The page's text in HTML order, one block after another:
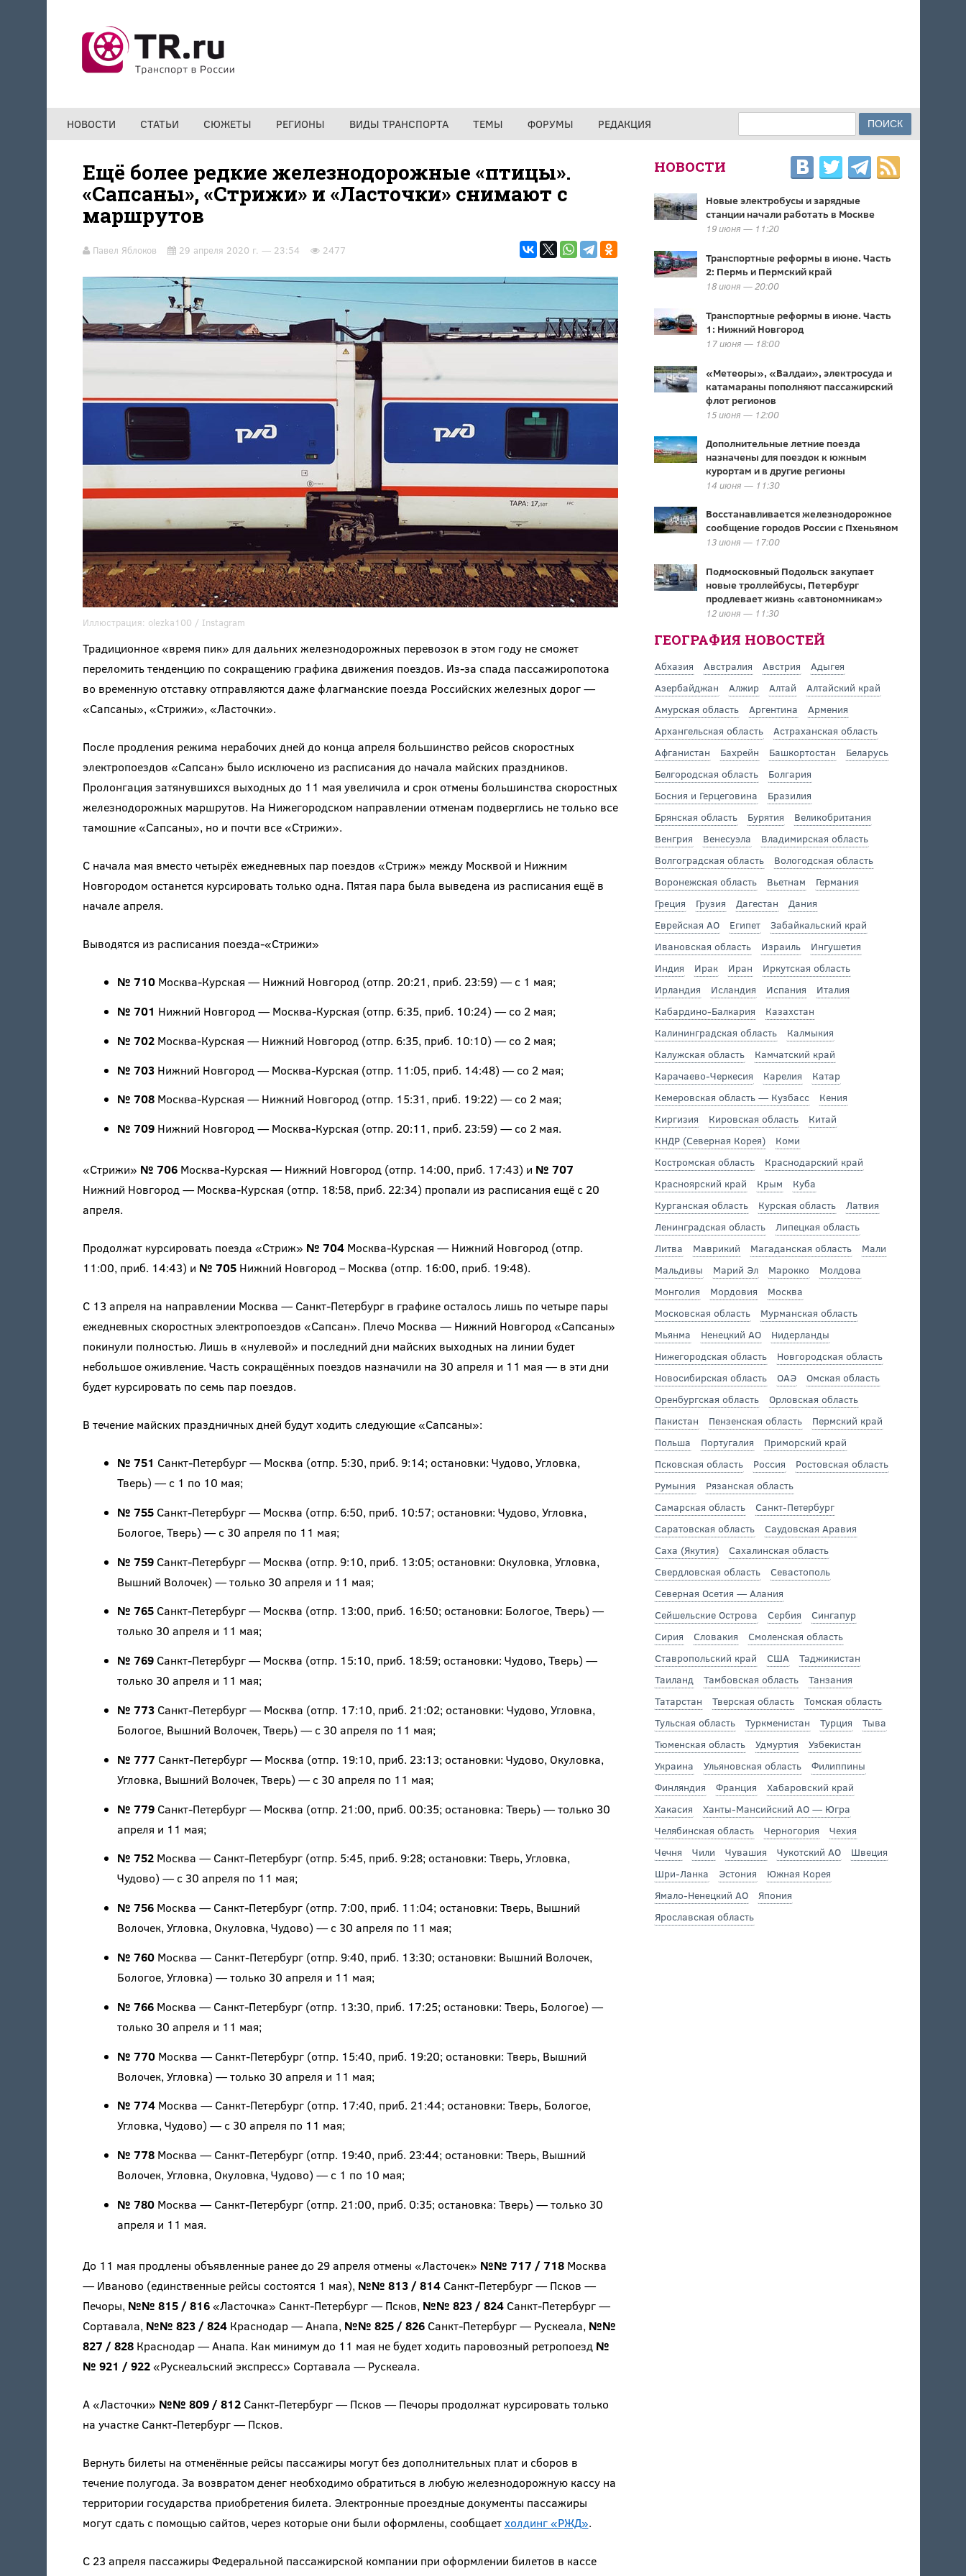
НОВОСТИ СТАТЬИ СЮЖЕТЫ РЕГИОНЫ ВИДЫ ТРАНСПОРТА ТЕМЫ ФОРУМЫ РЕДАКЦИЯ ФОРМА ПОИСКА
Ещё более редкие железнодорожные «птицы».
«Сапсаны», «Стрижи» и «Ласточки» снимают с
маршрутов
Павел Яблоков 29 апреля 2020 г. — 23:54 2477
Иллюстрация: olezka100 / Instagram
Традиционное «время пик» для дальних железнодорожных перевозок в этом году не сможет
переломить тенденцию по сокращению графика движения поездов. Из-за спада пассажиропотока
во временную отставку отправляются даже флагманские поезда Российских железных дорог —
«Сапсаны», «Стрижи», «Ласточки».
После продления режима нерабочих дней до конца апреля большинство рейсов скоростных
электропоездов «Сапсан» было исключено из расписания до начала майских праздников.
Пролонгация затянувшихся выходных до 11 мая увеличила и срок отмены большинства скоростных
железнодорожных маршрутов. На Нижегородском направлении отменам подверглись не только все
тамошние «Сапсаны», но и почти все «Стрижи».
С начала мая вместо четырёх ежедневных пар поездов «Стриж» между Москвой и Нижним
Новгородом останется курсировать только одна. Пятая пара была выведена из расписания ещё в
начале апреля.
Выводятся из расписания поезда-«Стрижи»
№ 710Москва-Курская — Нижний Новгород (отпр. 20:21, приб. 23:59) — с 1 мая;
№ 701 Нижний Новгород — Москва-Курская (отпр. 6:35, приб. 10:24) — со 2 мая;
№ 702Москва-Курская — Нижний Новгород (отпр. 6:35, приб. 10:10) — со 2 мая;
№ 703Нижний Новгород — Москва-Курская (отпр. 11:05, приб. 14:48) — со 2 мая;
№ 708Москва-Курская — Нижний Новгород (отпр. 15:31, приб. 19:22) — со 2 мая;
№ 709Нижний Новгород — Москва-Курская (отпр. 20:11, приб. 23:59) — со 2 мая.
«Стрижи» № 706Москва-Курская — Нижний Новгород (отпр. 14:00, приб. 17:43) и № 707
Нижний Новгород — Москва-Курская (отпр. 18:58, приб. 22:34) пропали из расписания ещё с 20
апреля.
Продолжат курсировать поезда «Стриж» № 704Москва-Курская — Нижний Новгород (отпр.
11:00, приб. 14:43) и № 705Нижний Новгород – Москва (отпр. 16:00, приб. 19:48).
С 13 апреля на направлении Москва — Санкт-Петербург в графике осталось лишь по четыре пары
ежедневных скоростных электропоездов «Сапсан». Плечо Москва — Нижний Новгород «Сапсаны»
покинули полностью. Лишь в «нулевой» и последний дни майских выходных на линии будет
небольшое оживление. Часть сокращённых поездов назначили на 30 апреля и 11 мая — в эти дни
будет курсировать по семь пар поездов.
В течение майских праздничных дней будут ходить следующие «Сапсаны»:
№ 751 Санкт-Петербург — Москва (отпр. 5:30, приб. 9:14; остановки: Чудово, Угловка,
Тверь) — с 1 по 10 мая;
№ 755Санкт-Петербург — Москва (отпр. 6:50, приб. 10:57; остановки: Чудово, Угловка,
Бологое, Тверь) — с 30 апреля по 11 мая;
№ 759Санкт-Петербург — Москва (отпр. 9:10, приб. 13:05; остановки: Окуловка, Угловка,
Вышний Волочек) — только 30 апреля и 11 мая;
№ 765Санкт-Петербург — Москва (отпр. 13:00, приб. 16:50; остановки: Бологое, Тверь) —
только 30 апреля и 11 мая;
№ 769Санкт-Петербург — Москва (отпр. 15:10, приб. 18:59; остановки: Чудово, Тверь) —
только 30 апреля и 11 мая;
№ 773Санкт-Петербург — Москва (отпр. 17:10, приб. 21:02; остановки: Чудово, Угловка,
Бологое, Вышний Волочек, Тверь) — с 30 апреля по 11 мая;
№ 777 Санкт-Петербург — Москва (отпр. 19:10, приб. 23:13; остановки: Чудово, Окуловка,
Угловка, Вышний Волочек, Тверь) — с 30 апреля по 11 мая;
№ 779Санкт-Петербург — Москва (отпр. 21:00, приб. 00:35; остановка: Тверь) — только 30
апреля и 11 мая;
№ 752Москва — Санкт-Петербург (отпр. 5:45, приб. 9:28; остановки: Тверь, Угловка,
Чудово) — с 30 апреля по 11 мая;
№ 756Москва — Санкт-Петербург (отпр. 7:00, приб. 11:04; остановки: Тверь, Вышний
Волочек, Угловка, Окуловка, Чудово) — с 30 апреля по 11 мая;
№ 760Москва — Санкт-Петербург (отпр. 9:40, приб. 13:30; остановки: Вышний Волочек,
Бологое, Угловка) — только 30 апреля и 11 мая;
№ 766Москва — Санкт-Петербург (отпр. 13:30, приб. 17:25; остановки: Тверь, Бологое) —
только 30 апреля и 11 мая;
№ 770Москва — Санкт-Петербург (отпр. 15:40, приб. 19:20; остановки: Тверь, Вышний
Волочек, Угловка) — только 30 апреля и 11 мая;
№ 774Москва — Санкт-Петербург (отпр. 17:40, приб. 21:44; остановки: Тверь, Бологое,
Угловка, Чудово) — с 30 апреля по 11 мая;
№ 778Москва — Санкт-Петербург (отпр. 19:40, приб. 23:44; остановки: Тверь, Вышний
Волочек, Угловка, Окуловка, Чудово) — с 1 по 10 мая;
№ 780Москва — Санкт-Петербург (отпр. 21:00, приб. 0:35; остановка: Тверь) — только 30
апреля и 11 мая.
До 11 мая продлены объявленные ранее до 29 апреля отмены «Ласточек» №№ 717 / 718Москва
— Иваново (единственные рейсы состоятся 1 мая), №№ 813 / 814Санкт-Петербург — Псков —
Печоры, №№ 815 / 816«Ласточка» Санкт-Петербург — Псков, №№ 823 / 824Санкт-Петербург —
Сортавала, №№ 823 / 824Краснодар — Анапа, №№ 825 / 826Санкт-Петербург — Рускеала, №№
827 / 828Краснодар — Анапа. Как минимум до 11 мая не будет ходить паровозный ретропоезд №
№ 921 / 922«Рускеальский экспресс» Сортавала — Рускеала.
А «Ласточки» №№ 809 / 812Санкт-Петербург — Псков — Печоры продолжат курсировать только
на участке Санкт-Петербург — Псков.
Вернуть билеты на отменённые рейсы пассажиры могут без дополнительных плат и сборов в
течение полугода. За возвратом денег необходимо обратиться в любую железнодорожную кассу на
территории государства приобретения билета. Электронные проездные документы пассажиры
могут сдать с помощью сайтов, через которые они были оформлены, сообщаетхолдинг «РЖД».
С 23 апреля пассажиры Федеральной пассажирской компании при оформлении билетов в кассе
НОВОСТИ
Новые электробусы и зарядные
станции начали работать в Москве
19 июня — 11:20
Транспортные реформы в июне. Часть
2: Пермь и Пермский край
18 июня — 20:00
Транспортные реформы в июне. Часть
1: Нижний Новгород
17 июня — 18:00
«Метеоры», «Валдаи», электросуда и
катамараны пополняют пассажирский
флот регионов
15 июня — 12:00
Дополнительные летние поезда
назначены для поездок к южным
курортам и в другие регионы
14 июня — 11:30
Восстанавливается железнодорожное
сообщение городов России с Пхеньяном
13 июня — 17:00
Подмосковный Подольск закупает
новые троллейбусы, Петербург
продлевает жизнь «автономникам»
12 июня — 11:30
ГЕОГРАФИЯ НОВОСТЕЙ
Абхазия Австралия Австрия
Адыгея
Азербайджан
Алжир Алтай
Алтайский край
Амурская область
Аргентина
Армения
Архангельская область
Астраханская область
Афганистан
Бахрейн Башкортостан
Беларусь
Белгородская область
Болгария
Босния и Герцеговина
Бразилия
Брянская область
Бурятия
Великобритания
Венгрия
Венесуэла
Владимирская область
Волгоградская область
Вологодская область
Воронежская область
Вьетнам
Германия
Греция
Грузия Дагестан
Дания
Еврейская АО
Египет
Забайкальский край
Ивановская область
Израиль
Ингушетия
Индия
Ирак Иран
Иркутская область
Ирландия
Исландия Испания
Италия
Кабардино-Балкария
Казахстан
Калининградская область
Калмыкия
Калужская область
Камчатский край
Карачаево-Черкесия
Карелия
Катар
Кемеровская область — Кузбасс
Кения
Киргизия
Кировская область
Китай
КНДР (Северная Корея)
Коми
Костромская область
Краснодарский край
Красноярский край
Крым
Куба
Курганская область
Курская область
Латвия
Ленинградская область
Липецкая область
Литва
Маврикий Магаданская область
Мали
Мальдивы
Марий Эл Марокко
Молдова
Монголия
Мордовия
Москва
Московская область
Мурманская область
Мьянма
Ненецкий АО
Нидерланды
Нижегородская область
Новгородская область
Новосибирская область
ОАЭ
Омская область
Оренбургская область
Орловская область
Пакистан
Пензенская область
Пермский край
Польша
Португалия
Приморский край
Псковская область
Россия
Ростовская область
Румыния
Рязанская область
Самарская область
Санкт-Петербург
Саратовская область
Саудовская Аравия
Саха (Якутия)
Сахалинская область
Свердловская область
Севастополь
Северная Осетия — Алания
Сейшельские Острова
Сербия
Сингапур
Сирия
Словакия
Смоленская область
Ставропольский край
США
Таджикистан
Таиланд
Тамбовская область
Танзания
Татарстан
Тверская область
Томская область
Тульская область
Туркменистан Турция
Тыва
Тюменская область
Удмуртия
Узбекистан
Украина
Ульяновская область
Филиппины
Финляндия
Франция
Хабаровский край
Хакасия
Ханты-Мансийский АО — Югра
Челябинская область
Черногория
Чехия
Чечня
Чили Чувашия Чукотский АО
Швеция
Шри-Ланка
Эстония
Южная Корея
Ямало-Ненецкий АО
Япония
Ярославская область